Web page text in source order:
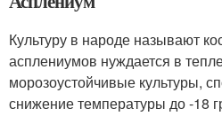
Культуру в народе называют
асплениумов нуждается в
морозоустойчивые культуры,
снижение температуры до -18